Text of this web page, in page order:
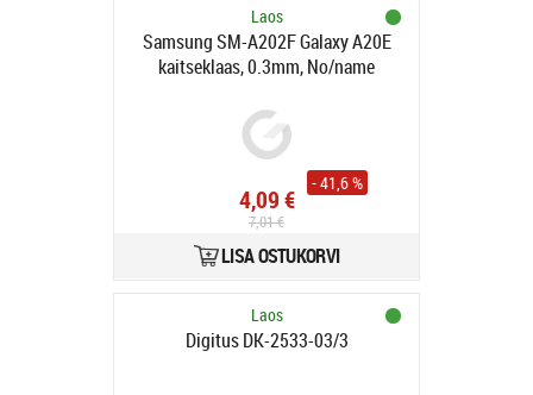
Laos
Samsung SM-A202F Galaxy A20E
kaitseklaas, 0.3mm, No/name
4,09 €
- 41,6 %
7,01 €
LISA OSTUKORVI
Laos
Digitus DK-2533-03/3